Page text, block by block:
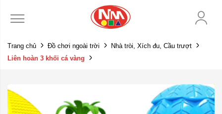
Trang chủ Đồ chơi ngoài trời
Nhà tròi, Xích đu, Cầu trượt
Liên hoàn 3 khối cá vàng